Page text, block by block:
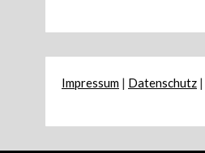
Impressum| Datenschutz|